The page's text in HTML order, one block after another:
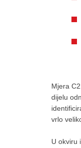
Mjera
dijelu
vrlo
U okviru